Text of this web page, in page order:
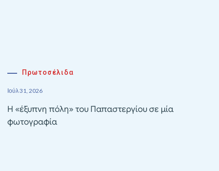
Πρωτοσέλιδα
Ιούλ 31, 2026
Η «έξυπνη πόλη» του Παπαστεργίου σε μία
φωτογραφία